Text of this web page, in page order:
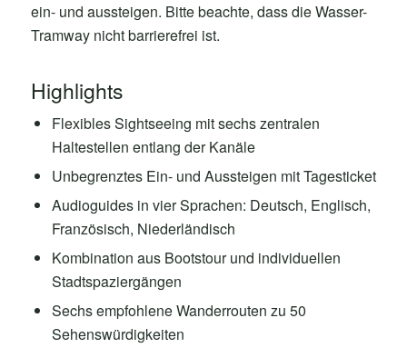
ein- und aussteigen. Bitte beachte, dass die Wasser-
Tramway nicht barrierefrei ist.
Highlights
Flexibles Sightseeing mit sechs zentralen
Haltestellen entlang der Kanäle
Unbegrenztes Ein- und Aussteigen mit Tagesticket
Audioguides in vier Sprachen: Deutsch, Englisch,
Französisch, Niederländisch
Kombination aus Bootstour und individuellen
Stadtspaziergängen
Sechs empfohlene Wanderrouten zu 50
Sehenswürdigkeiten